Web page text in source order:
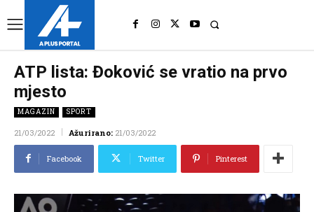
ATP lista: Đoković se vratio na prvo
mjesto
MAGAZIN SPORT
21/03/2022 Ažurirano: 21/03/2022
Facebook Twitter Pinterest